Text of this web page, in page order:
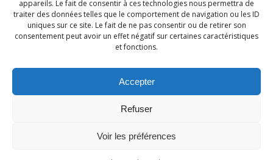
appareils. Le fait de consentir à ces technologies nous permettra de
traiter des données telles que le comportement de navigation ou les ID
uniques sur ce site. Le fait de ne pas consentir ou de retirer son
consentement peut avoir un effet négatif sur certaines caractéristiques
et fonctions.
Accepter
Refuser
Voir les préférences
Association I.S.R.A.A.